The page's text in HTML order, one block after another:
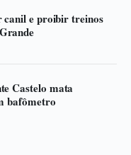
canil e proibir treinos
Castelo mata
bafômetro